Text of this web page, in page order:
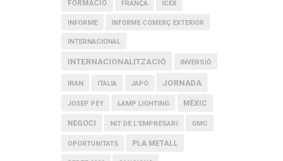
FORMACIÓ FRANÇA ICEX
INFORME INFORME COMERÇ EXTERIOR
INTERNACIONAL
INTERNACIONALITZACIÓ INVERSIÓ
IRAN ITÀLIA JAPÓ JORNADA
JOSEP PEY LAMP LIGHTING MÈXIC
NEGOCI NIT DE L'EMPRESARI OMC
OPORTUNITATS PLA METALL